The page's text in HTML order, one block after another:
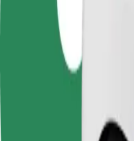
สร้างรายได้ในแบบ
วิธีเดินทางจาก Вокзал,
กำลังมองหาวิธีที่ดีที่สุดในการเดินทางจ
Вокзал, Привокзальна площа
Автостанція № 2, вул.